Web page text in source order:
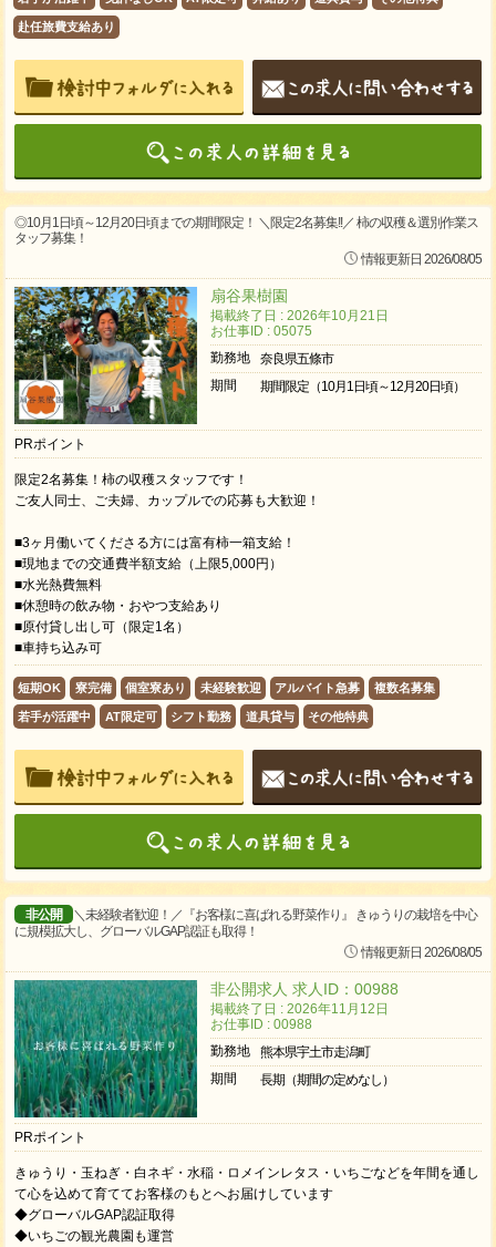
赴任旅費支給あり
◎10月1日頃～12月20日頃までの期間限定！ ＼限定2名募集!!／ 柿の収穫＆選別作業ス
タッフ募集！
情報更新日 2026/08/05
扇谷果樹園
掲載終了日 : 2026年10月21日
お仕事ID : 05075
勤務地
奈良県五條市
期間
期間限定（10月1日頃～12月20日頃）
PRポイント
限定2名募集！柿の収穫スタッフです！
ご友人同士、ご夫婦、カップルでの応募も大歓迎！
■3ヶ月働いてくださる方には富有柿一箱支給！
■現地までの交通費半額支給（上限5,000円）
■水光熱費無料
■休憩時の飲み物・おやつ支給あり
■原付貸し出し可（限定1名）
■車持ち込み可
短期OK 寮完備 個室寮あり 未経験歓迎 アルバイト急募 複数名募集
若手が活躍中 AT限定可 シフト勤務 道具貸与 その他特典
非公開
＼未経験者歓迎！／『お客様に喜ばれる野菜作り』 きゅうりの栽培を中心
に規模拡大し、グローバルGAP認証も取得！
情報更新日 2026/08/05
非公開求人 求人ID：00988
掲載終了日 : 2026年11月12日
お仕事ID : 00988
勤務地
熊本県宇土市走潟町
期間
長期（期間の定めなし）
PRポイント
きゅうり・玉ねぎ・白ネギ・水稲・ロメインレタス・いちごなどを年間を通し
て心を込めて育ててお客様のもとへお届けしています
◆グローバルGAP認証取得
◆いちごの観光農園も運営